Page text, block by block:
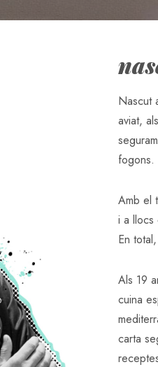
Nascut
aviat,
fogons.
Amb el
i a llocs
En
Als 19
cuina
carta